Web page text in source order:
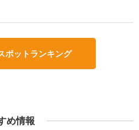
ポットランキング
め情報